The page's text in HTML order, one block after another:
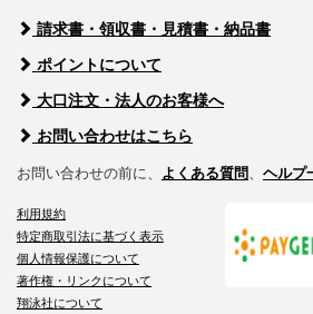
請求書・領収書・見積書・納品書
ポイントについて
大口注文・法人のお客様へ
お問い合わせはこちら
お問い合わせの前に、 よくある質問、 ヘルプ
利用規約
特定商取引法に基づく表示
個人情報保護について
著作権・リンクについて
翔泳社について